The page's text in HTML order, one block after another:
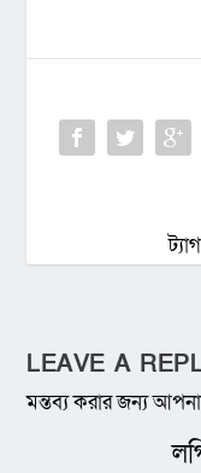
LEAVE A
মন্তব্য করার জন্য